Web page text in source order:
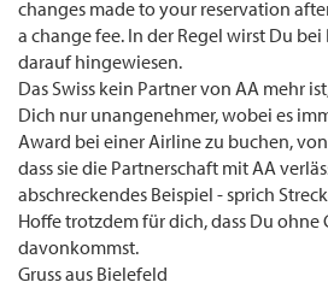
changes made to your reservation
a change fee. In der Regel wirst Du
darauf hingewiesen.
Das Swiss kein Partner von AA mehr
Dich nur unangenehmer, wobei es
Award bei einer Airline zu buchen,
dass sie die Partnerschaft mit AA
abschreckendes Beispiel - sprich
Hoffe trotzdem für dich, dass Du ohne
davonkommst.
Gruss aus Bielefeld